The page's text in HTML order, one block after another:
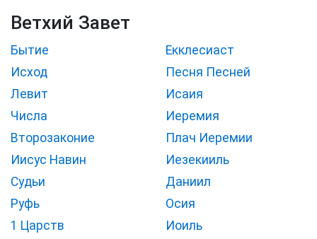
Ветхий Завет
Бытие
Исход
Левит
Числа
Второзаконие
Иисус Навин
Судьи
Руфь
1 Царств
Екклесиаст
Песня Песней
Исаия
Иеремия
Плач Иеремии
Иезекииль
Даниил
Осия
Иоиль